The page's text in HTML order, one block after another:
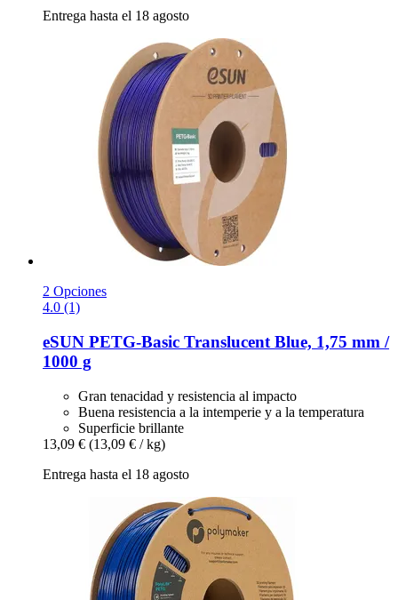
Entrega hasta el 18 agosto
2 Opciones
4.0 (1)
eSUN PETG-​Basic Translucent Blue, 1,75 mm /
1000 g
Gran tenacidad y resistencia al impacto
Buena resistencia a la intemperie y a la temperatura
Superficie brillante
13,09 € (13,09 € / kg)
Entrega hasta el 18 agosto